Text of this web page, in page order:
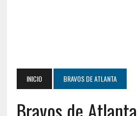
INICIO BRAVOS DE ATLANTA